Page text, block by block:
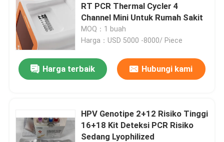
RT PCR Thermal Cycler 4
Channel Mini Untuk Rumah Sakit
MOQ：1 buah
Harga：USD 5000 -8000/ Piece
Harga terbaik Hubungi kami
HPV Genotipe 2+12 Risiko Tinggi
16+18 Kit Deteksi PCR Risiko
Sedang Lyophilized